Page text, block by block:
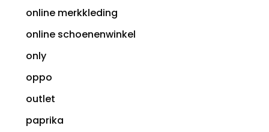
online merkkleding
online schoenenwinkel
only
oppo
outlet
paprika